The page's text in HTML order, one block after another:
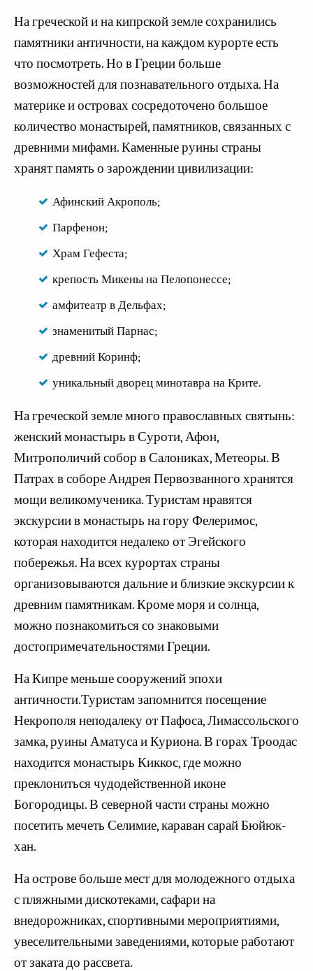
На греческой и на кипрской земле сохранились
памятники античности, на каждом курорте есть
что посмотреть. Но в Греции больше
возможностей для познавательного отдыха. На
материке и островах сосредоточено большое
количество монастырей, памятников, связанных с
древними мифами. Каменные руины страны
хранят память о зарождении цивилизации:
Афинский Акрополь;
Парфенон;
Храм Гефеста;
крепость Микены на Пелопонессе;
амфитеатр в Дельфах;
знаменитый Парнас;
древний Коринф;
уникальный дворец минотавра на Крите.
На греческой земле много православных святынь:
женский монастырь в Суроти, Афон,
Митрополичий собор в Салониках, Метеоры. В
Патрах в соборе Андрея Первозванного хранятся
мощи великомученика. Туристам нравятся
экскурсии в монастырь на гору Фелеримос,
которая находится недалеко от Эгейского
побережья. На всех курортах страны
организовываются дальние и близкие экскурсии к
древним памятникам. Кроме моря и солнца,
можно познакомиться со знаковыми
достопримечательностями Греции.
На Кипре меньше сооружений эпохи
античности.Туристам запомнится посещение
Некрополя неподалеку от Пафоса, Лимассольского
замка, руины Аматуса и Куриона. В горах Троодас
находится монастырь Киккос, где можно
преклониться чудодейственной иконе
Богородицы. В северной части страны можно
посетить мечеть Селимие, караван сарай Бюйюк-
хан.
На острове больше мест для молодежного отдыха
с пляжными дискотеками, сафари на
внедорожниках, спортивными мероприятиями,
увеселительными заведениями, которые работают
от заката до рассвета.